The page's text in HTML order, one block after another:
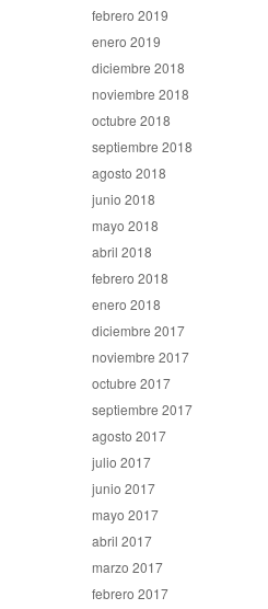
febrero 2019
enero 2019
diciembre 2018
noviembre 2018
octubre 2018
septiembre 2018
agosto 2018
junio 2018
mayo 2018
abril 2018
febrero 2018
enero 2018
diciembre 2017
noviembre 2017
octubre 2017
septiembre 2017
agosto 2017
julio 2017
junio 2017
mayo 2017
abril 2017
marzo 2017
febrero 2017